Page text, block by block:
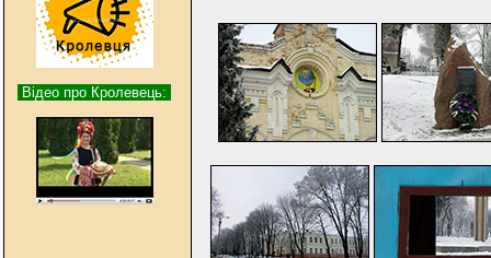
Відео про Кролевець: